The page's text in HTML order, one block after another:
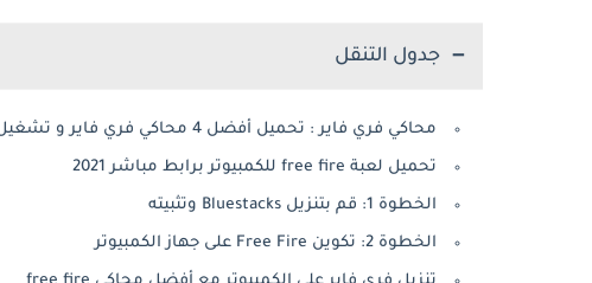
جدول التنقل
محاكي فري فاير : تحميل أفضل 4 محاكي فري فاير و تشغيل لعبة فري فاير على الكمبيوتر 2021
تحميل لعبة free fire للكمبيوتر برابط مباشر 2021
الخطوة 1: قم بتنزيل Bluestacks وتثبيته
الخطوة 2: تكوين Free Fire على جهاز الكمبيوتر